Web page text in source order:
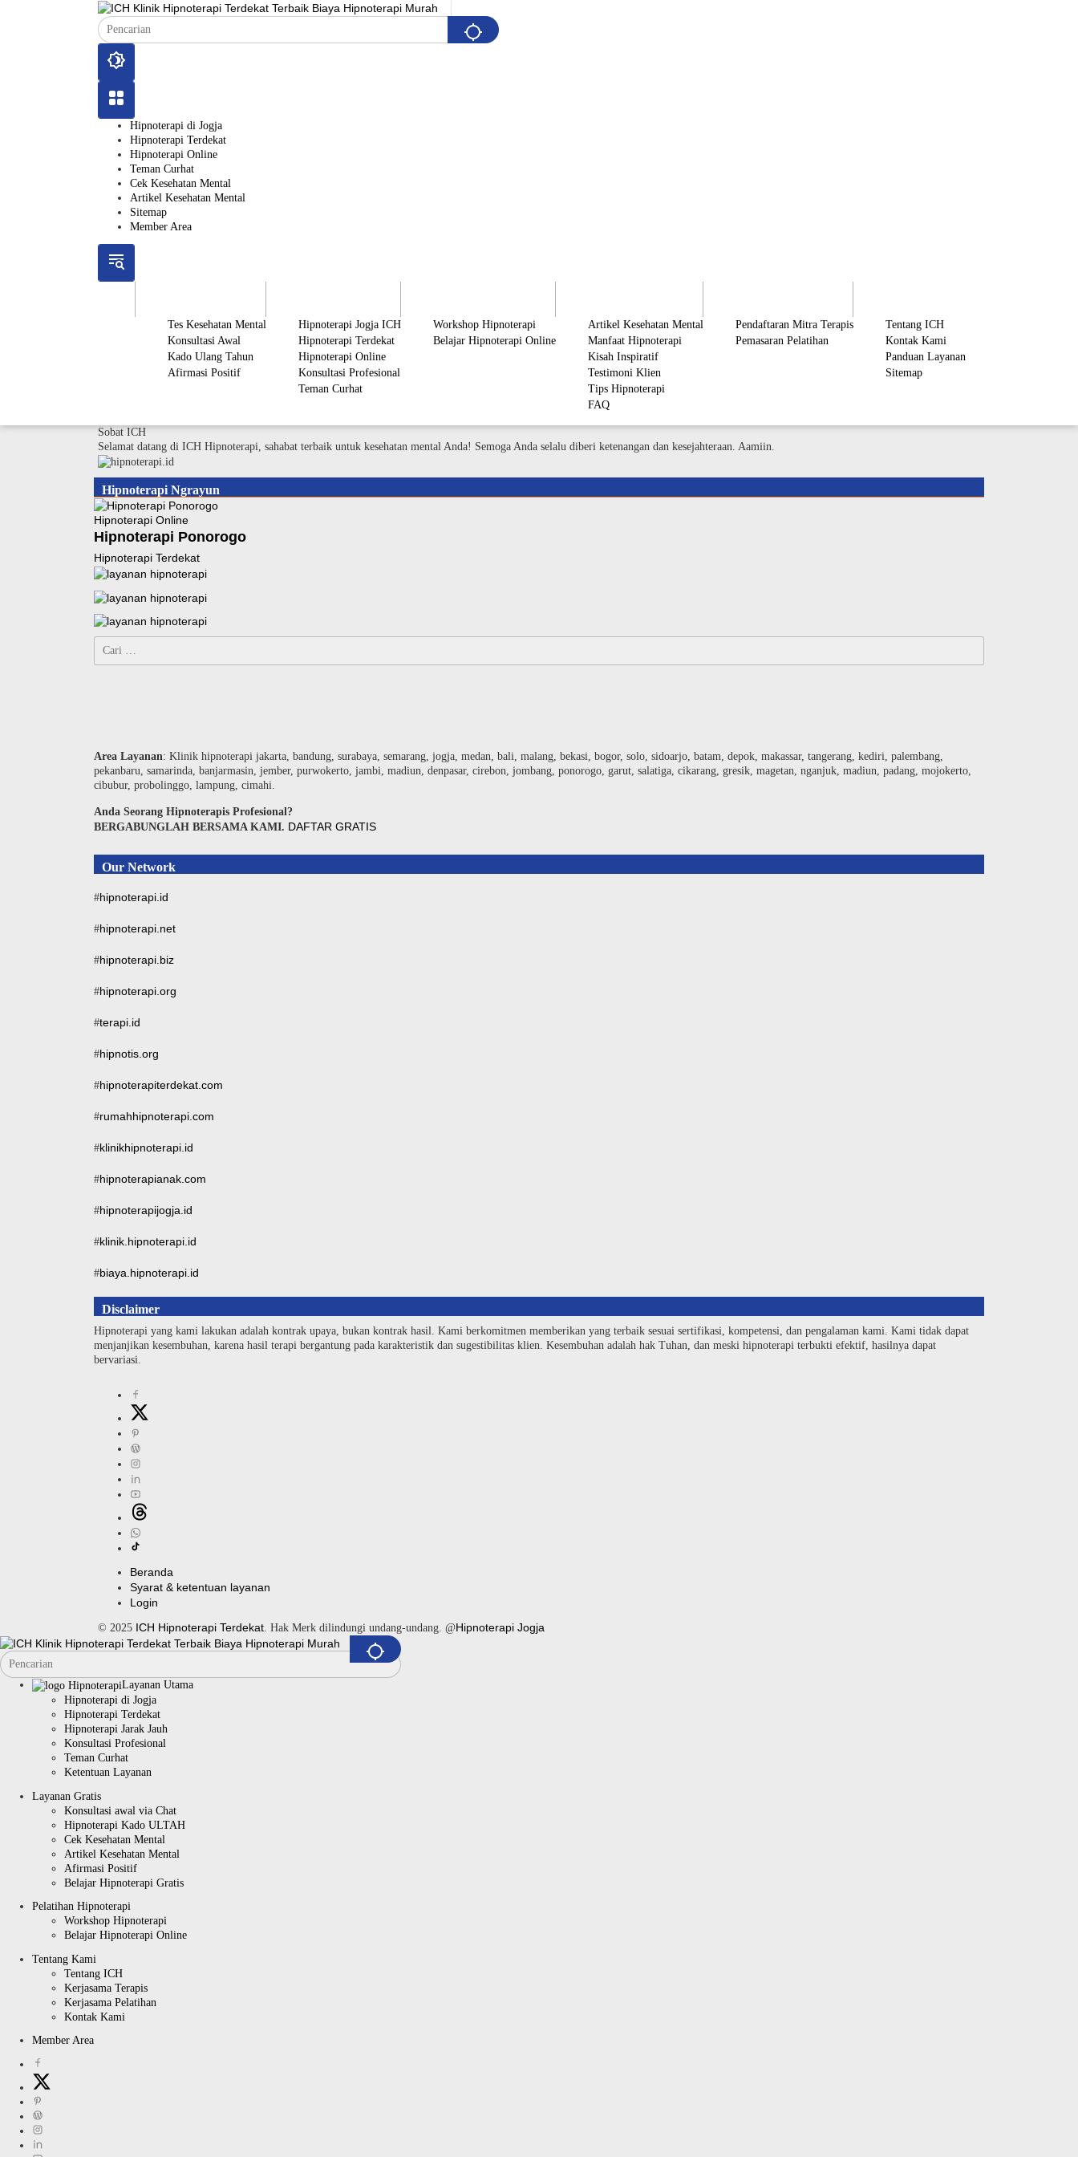
Hipnoterapi di Jogja
Hipnoterapi Terdekat
Hipnoterapi Online
Teman Curhat
Cek Kesehatan Mental
Artikel Kesehatan Mental
Sitemap
Member Area
Tes Kesehatan Mental
Konsultasi Awal
Kado Ulang Tahun
Afirmasi Positif
Hipnoterapi Jogja ICH
Hipnoterapi Terdekat
Hipnoterapi Online
Konsultasi Profesional
Teman Curhat
Workshop Hipnoterapi
Belajar Hipnoterapi Online
Artikel Kesehatan Mental
Manfaat Hipnoterapi
Kisah Inspiratif
Testimoni Klien
Tips Hipnoterapi
FAQ
Pendaftaran Mitra Terapis
Pemasaran Pelatihan
Tentang ICH
Kontak Kami
Panduan Layanan
Sitemap
Sobat ICH
Selamat datang di ICH Hipnoterapi, sahabat terbaik untuk kesehatan mental Anda! Semoga Anda selalu diberi ketenangan dan kesejahteraan. Aamiin.
Hipnoterapi Ngrayun
Hipnoterapi Online
Hipnoterapi Ponorogo
Hipnoterapi Terdekat
untuk:
Area Layanan: Klinik hipnoterapi jakarta, bandung, surabaya, semarang, jogja, medan, bali, malang, bekasi, bogor, solo, sidoarjo, batam, depok, makassar, tangerang, kediri, palembang,
pekanbaru, samarinda, banjarmasin, jember, purwokerto, jambi, madiun, denpasar, cirebon, jombang, ponorogo, garut, salatiga, cikarang, gresik, magetan, nganjuk, madiun, padang, mojokerto,
cibubur, probolinggo, lampung, cimahi.
Anda Seorang Hipnoterapis Profesional?
BERGABUNGLAH BERSAMA KAMI. DAFTAR GRATIS
Our Network
#hipnoterapi.id
#hipnoterapi.net
#hipnoterapi.biz
#hipnoterapi.org
#terapi.id
#hipnotis.org
#hipnoterapiterdekat.com
#rumahhipnoterapi.com
#klinikhipnoterapi.id
#hipnoterapianak.com
#hipnoterapijogja.id
#klinik.hipnoterapi.id
#biaya.hipnoterapi.id
Disclaimer
Hipnoterapi yang kami lakukan adalah kontrak upaya, bukan kontrak hasil. Kami berkomitmen memberikan yang terbaik sesuai sertifikasi, kompetensi, dan pengalaman kami. Kami tidak dapat
menjanjikan kesembuhan, karena hasil terapi bergantung pada karakteristik dan sugestibilitas klien. Kesembuhan adalah hak Tuhan, dan meski hipnoterapi terbukti efektif, hasilnya dapat
bervariasi.
Beranda
Syarat & ketentuan layanan
Login
© 2025 ICH Hipnoterapi Terdekat . Hak Merk dilindungi undang-undang. @Hipnoterapi Jogja
Layanan Utama
Hipnoterapi di Jogja
Hipnoterapi Terdekat
Hipnoterapi Jarak Jauh
Konsultasi Profesional
Teman Curhat
Ketentuan Layanan
Layanan Gratis
Konsultasi awal via Chat
Hipnoterapi Kado ULTAH
Cek Kesehatan Mental
Artikel Kesehatan Mental
Afirmasi Positif
Belajar Hipnoterapi Gratis
Pelatihan Hipnoterapi
Workshop Hipnoterapi
Belajar Hipnoterapi Online
Tentang Kami
Tentang ICH
Kerjasama Terapis
Kerjasama Pelatihan
Kontak Kami
Member Area